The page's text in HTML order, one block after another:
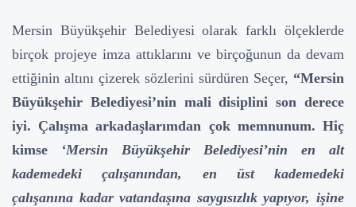
Mersin Büyükşehir Belediyesi olarak farklı ölçeklerde
birçok projeye imza attıklarını ve birçoğunun da devam
ettiğinin altını çizerek sözlerini sürdüren Seçer, “Mersin
Büyükşehir Belediyesi’nin mali disiplini son derece
iyi. Çalışma arkadaşlarımdan çok memnunum. Hiç
kimse ‘Mersin Büyükşehir Belediyesi’nin en alt
kademedeki çalışanından, en üst kademedeki
çalışanına kadar vatandaşına saygısızlık yapıyor, işine